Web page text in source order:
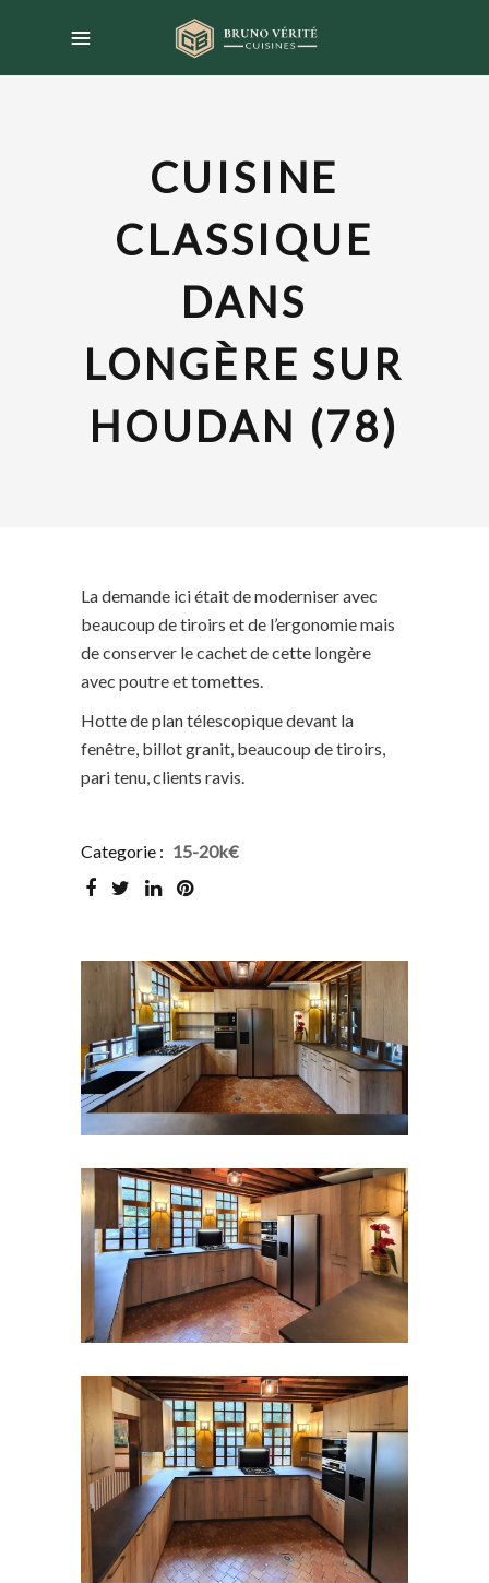
CUISINE
CLASSIQUE
DANS
LONGÈRE SUR
HOUDAN (78)
La demande ici était de moderniser avec
beaucoup de tiroirs et de l’ergonomie mais
de conserver le cachet de cette longère
avec poutre et tomettes.
Hotte de plan télescopique devant la
fenêtre, billot granit, beaucoup de tiroirs,
pari tenu, clients ravis.
Categorie : 15-20k€